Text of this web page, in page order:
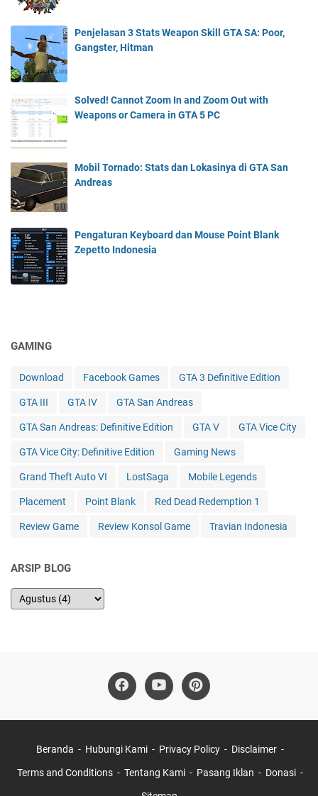
Penjelasan 3 Stats Weapon Skill GTA SA: Poor,
Gangster, Hitman
Solved! Cannot Zoom In and Zoom Out with
Weapons or Camera in GTA 5 PC
Mobil Tornado: Stats dan Lokasinya di GTA San
Andreas
Pengaturan Keyboard dan Mouse Point Blank
Zepetto Indonesia
GAMING
Download Facebook Games GTA 3 Definitive Edition
GTA III GTA IV GTA San Andreas
GTA San Andreas: Definitive Edition GTA V GTA Vice City
GTA Vice City: Definitive Edition Gaming News
Grand Theft Auto VI LostSaga Mobile Legends
Placement Point Blank Red Dead Redemption 1
Review Game Review Konsol Game Travian Indonesia
ARSIP BLOG
Beranda Hubungi Kami Privacy Policy Disclaimer
Terms and Conditions Tentang Kami Pasang Iklan Donasi